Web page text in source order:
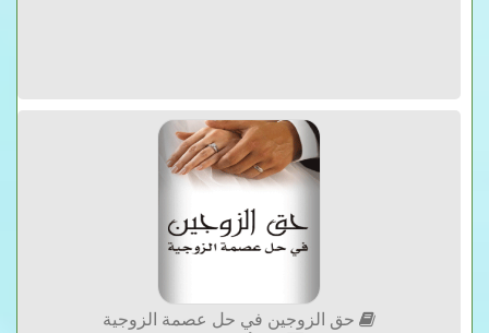
حق الزوجين في حل عصمة الزوجية